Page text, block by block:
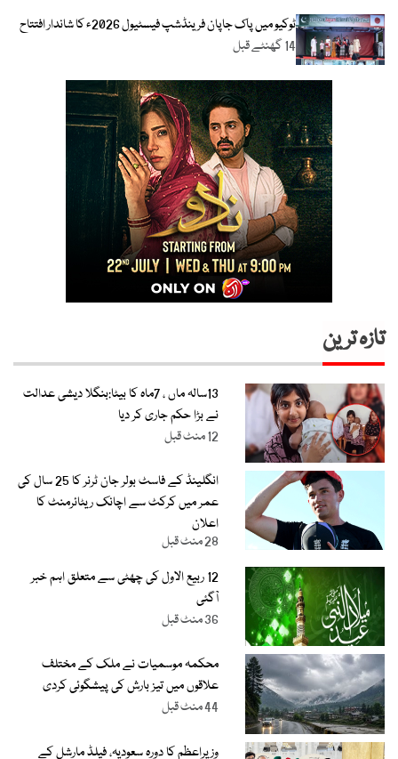
ٹوکیو میں پاک جاپان فرینڈشپ فیسٹیول 2026ء کا شاندار افتتاح
14 گھنٹے قبل
تازہ ترین
13سالہ ماں ، 7ماہ کا بیٹا:بنگلا دیشی عدالت
نے بڑا حکم جاری کر دیا
12 منٹ قبل
انگلینڈ کے فاسٹ بولر جان ٹرنر کا 25 سال کی
عمر میں کرکٹ سے اچانک ریٹائرمنٹ کا
اعلان
28 منٹ قبل
12 ربیع الاول کی چھٹی سے متعلق اہم خبر
آگئی
36 منٹ قبل
محکمہ موسمیات نے ملک کے مختلف
علاقوں میں تیز بارش کی پیشگوئی کردی
44 منٹ قبل
وزیراعظم کا دورہ سعودیہ، فیلڈ مارشل کے